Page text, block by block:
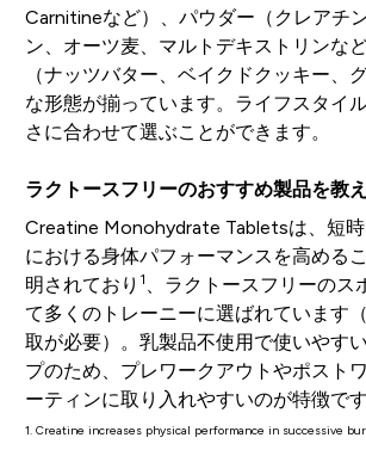
Carnitineなど）、パウダー（クレアチ
ン、オーツ麦、マルトデキストリンな
（ナッツバター、ベイクドクッキー、
な形態が揃っています。ライフスタイ
さに合わせて選ぶことができます。
ラクトースフリーのおすすめ製品を教
Creatine Monohydrate Tabletsは、短
における身体パフォーマンスを高める
明されており 1
、ラクトースフリーのス
て多くのトレーニーに選ばれています
取が必要）。乳製品不使用で使いやす
プのため、プレワークアウトやポスト
ーティンに取り入れやすいのが特徴です
1. Creatine increases physical performance in successive